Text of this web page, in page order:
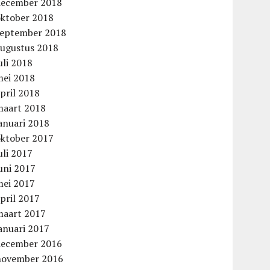
2018
2018
2018
2018
2018
2018
2018
2018
2017
2017
2017
2017
2017
2017
2017
2016
2016